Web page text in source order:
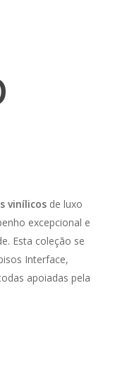
vinílicosde luxo
excepcional e
Esta coleção se
Interface,
apoiadas pela